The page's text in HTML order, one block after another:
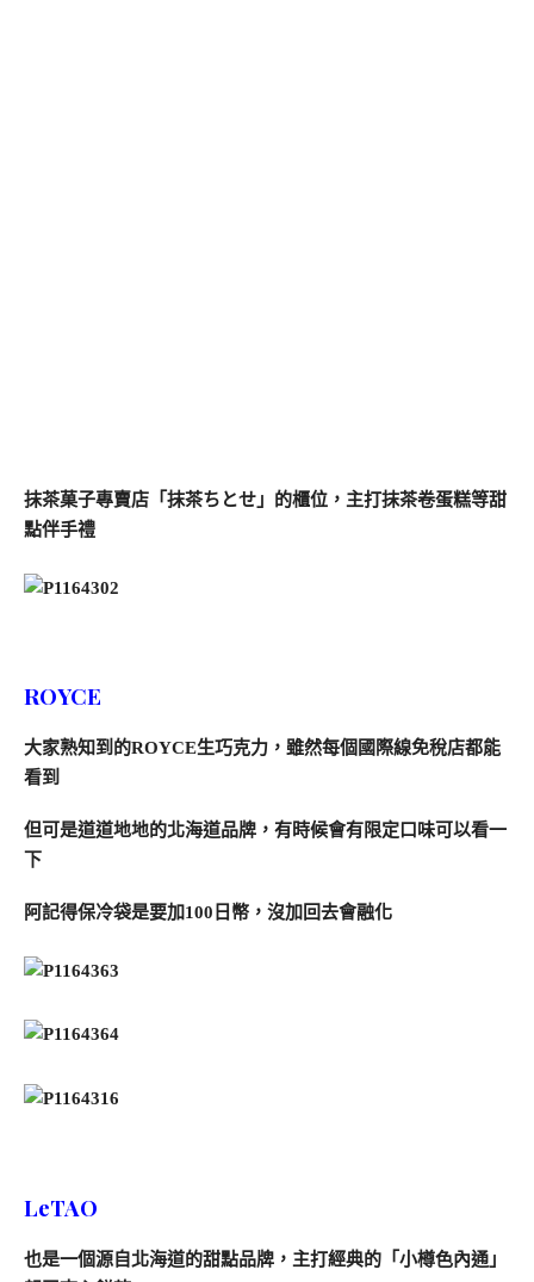
抹茶菓子專賣店「抹茶ちとせ」的櫃位，主打抹茶卷蛋糕等甜
點伴手禮
ROYCE
大家熟知到的ROYCE生巧克力，雖然每個國際線免稅店都能
看到
但可是道道地地的北海道品牌，有時候會有限定口味可以看一
下
阿記得保冷袋是要加100日幣，沒加回去會融化
LeTAO
也是一個源自北海道的甜點品牌，主打經典的「小樽色內通」